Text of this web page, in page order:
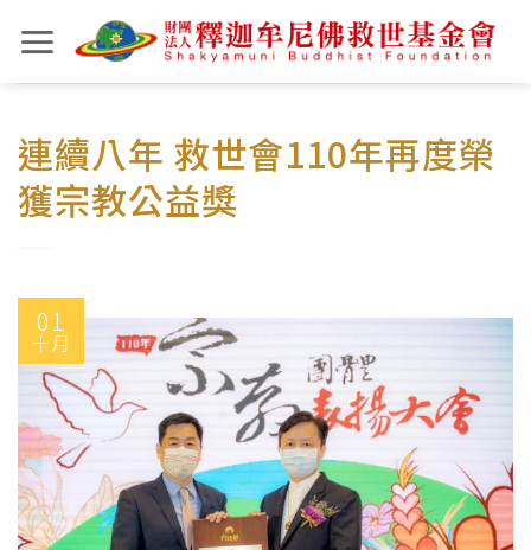
to
content
連續八年 救世會110年再度榮
獲宗教公益獎
01
十月